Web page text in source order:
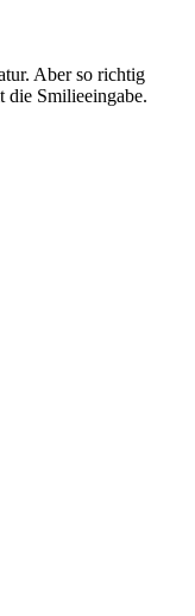
Aber so richtig
die Smilieeingabe.